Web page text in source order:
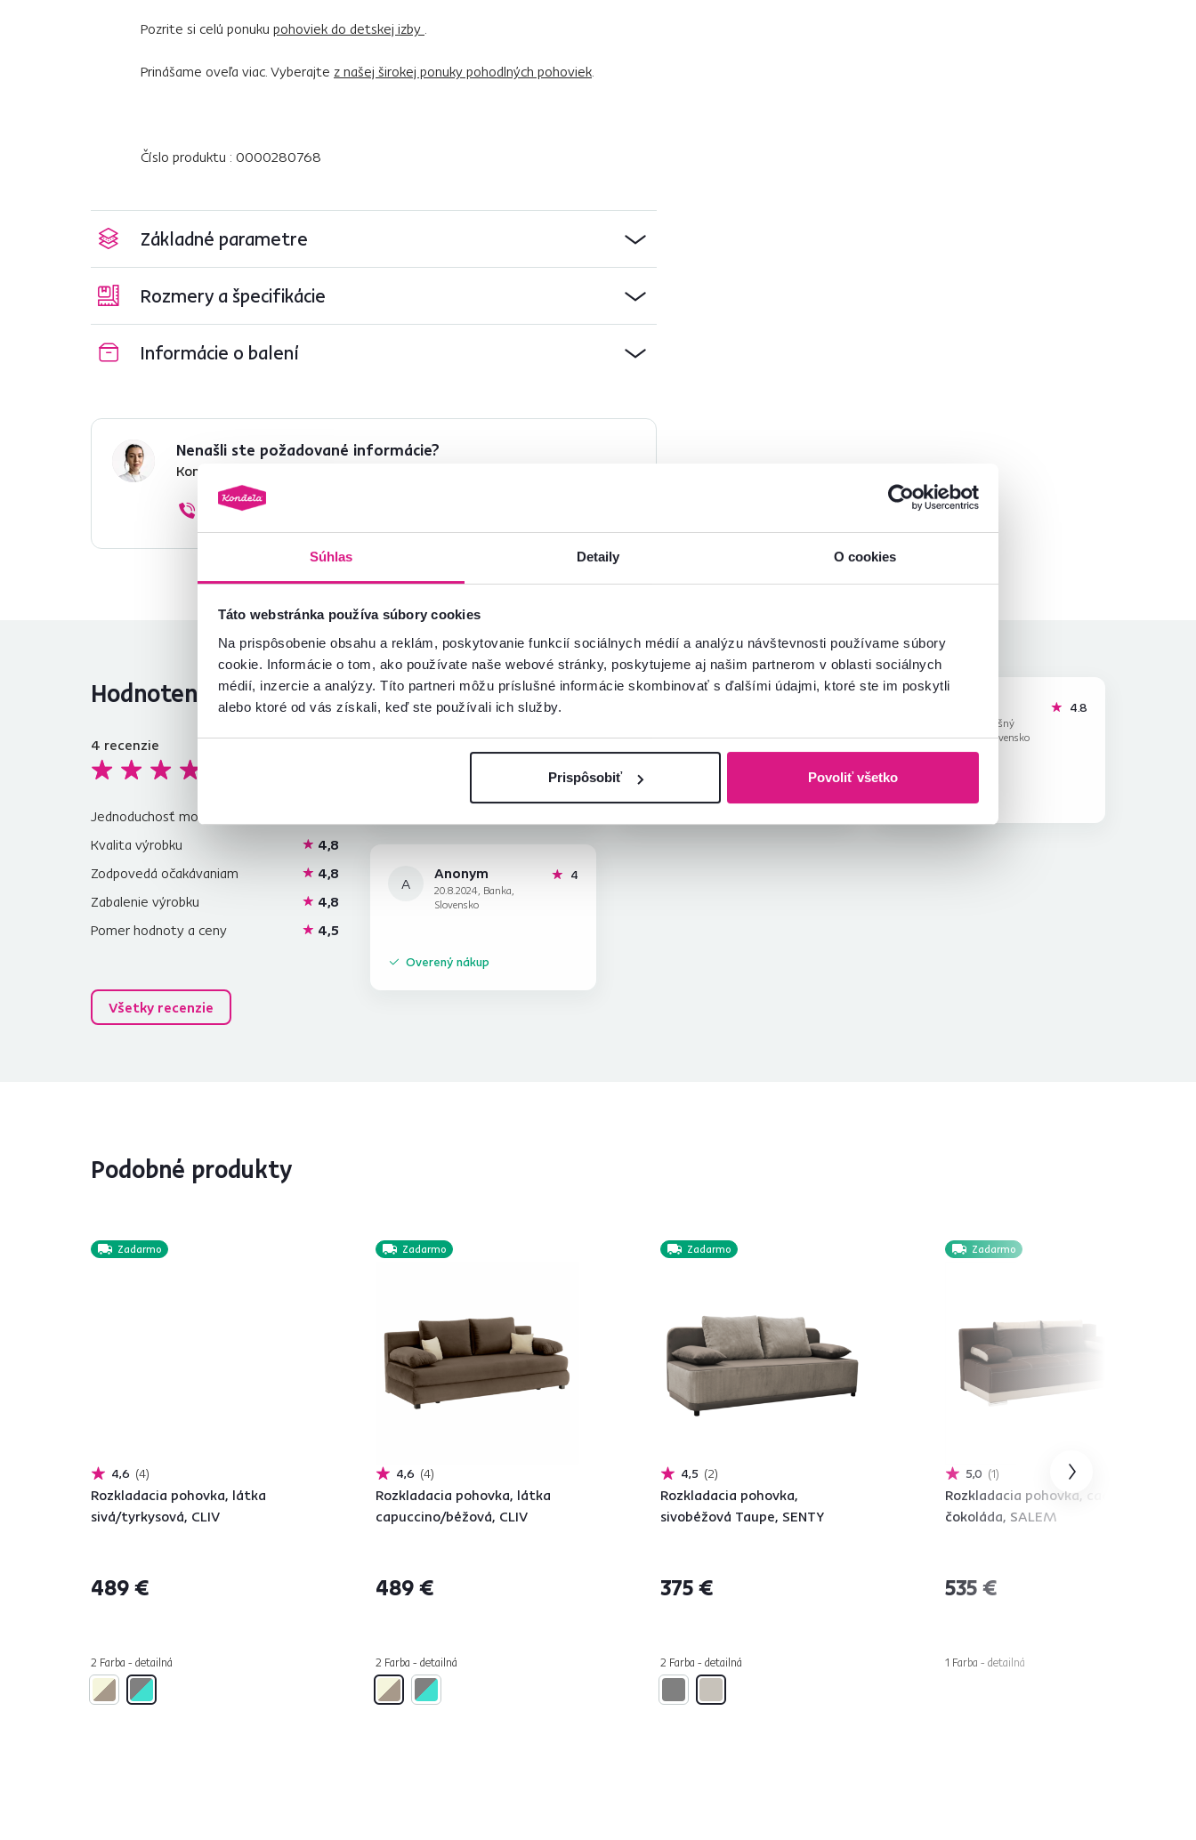
Súhlas Detaily O cookies
Táto webstránka používa súbory cookies
Na prispôsobenie obsahu a reklám, poskytovanie funkcií sociálnych médií a analýzu návštevnosti používame súbory
cookie. Informácie o tom, ako používate naše webové stránky, poskytujeme aj našim partnerom v oblasti sociálnych
médií, inzercie a analýzy. Títo partneri môžu príslušné informácie skombinovať s ďalšími údajmi, ktoré ste im poskytli
alebo ktoré od vás získali, keď ste používali ich služby.
Prispôsobiť Povoliť všetko
Pozrite si celú ponuku pohoviek do detskej izby
Prinášame oveľa viac. Vyberajte z našej širokej ponuky pohodlných pohoviek
Číslo produktu : 0000280768
Základné parametre
Rozmery a špecifikácie
Informácie o balení
Nenašli ste požadované informácie?
Kontaktujte nás a my vám radi poradíme
02/ 40 100 100
Hodnotenia produktu
4 recenzie
Jednoduchosť montáže
Kvalita výrobku
4,8
Zodpovedá očakávaniam
4,8
Zabalenie výrobku
4,8
Pomer hodnoty a ceny
4,5
Všetky recenzie
D
Denisa W.
Slovensko
Dubnica, Slovensko
7.3.2024, Vyšný
Mirošov, Slovensko
4.8
A
Anonym
20.8.2024, Banka,
Slovensko
4
Overený nákup
Podobné produkty
Zadarmo
4,6 4
Rozkladacia pohovka, látka
sivá/tyrkysová, CLIV
489 €
2 Farba - detailná
Zadarmo
4,6 4
Rozkladacia pohovka, látka
capuccino/béžová, CLIV
489 €
2 Farba - detailná
Zadarmo
4,5 2
Rozkladacia pohovka,
sivobéžová Taupe, SENTY
375 €
2 Farba - detailná
Zadarmo
5,0 1
Rozkladacia pohovka, cacao/
čokoláda, SALEM
535 €
1 Farba - detailná